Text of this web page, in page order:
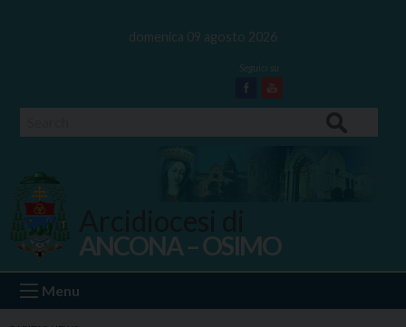
domenica 09 agosto 2026
Facebook
Youtube
Ancona Osimo
ANCONA – OSIMO
Menu